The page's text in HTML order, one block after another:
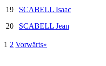
19 SCABELL Isaac
20
SCABELL Jean
1 2 Vorwärts»